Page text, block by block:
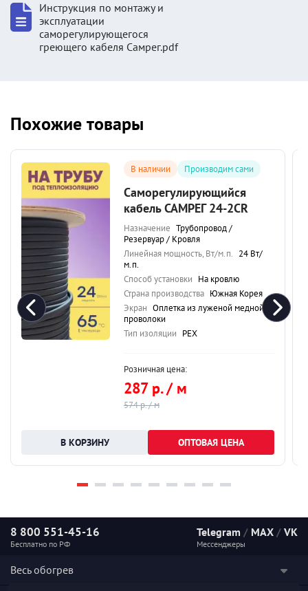
Инструкция по монтажу и
эксплуатации
саморегулирующегося
греющего кабеля Самрег.pdf
Похожие товары
В наличии Производим сами
Саморегулирующийся
кабель САМРЕГ 24-2CR
Назначение Трубопровод /
Резервуар / Кровля
Линейная мощность, Вт/м.п. 24 Вт/
м.п.
Способ установки На кровлю
Страна производства Южная Корея
Экран Оплетка из луженой медной
проволоки
Тип изоляции PEX
Розничная цена:
287 р. / м
574 р. / м
ОПТОВАЯ ЦЕНА
8 800 551-45-16
Бесплатно по РФ
Telegram / MAX / VK
Мессенджеры
Весь обогрев